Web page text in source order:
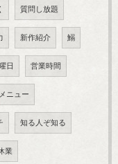
質問し放題
新作紹介 鰯
日 営業時間
ニュー
知る人ぞ知る
業